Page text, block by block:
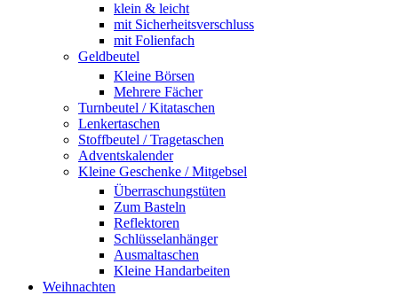
klein & leicht
mit Sicherheitsverschluss
mit Folienfach
Geldbeutel
Kleine Börsen
Mehrere Fächer
Turnbeutel / Kitataschen
Lenkertaschen
Stoffbeutel / Tragetaschen
Adventskalender
Kleine Geschenke / Mitgebsel
Überraschungstüten
Zum Basteln
Reflektoren
Schlüsselanhänger
Ausmaltaschen
Kleine Handarbeiten
Weihnachten